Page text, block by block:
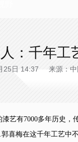
：千年工
25日 14:37 来源：中
有7000多年历史，传
喜梅在这千年工艺中